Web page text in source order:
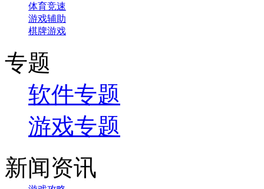
体育竞速
游戏辅助
棋牌游戏
专题
软件专题
游戏专题
新闻资讯